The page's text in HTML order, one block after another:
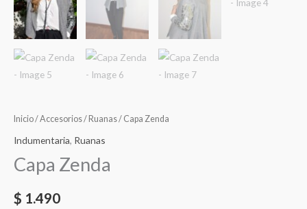
Inicio/Accesorios/ Ruanas/ Capa Zenda
Indumentaria, Ruanas
Capa Zenda
$ 1.490